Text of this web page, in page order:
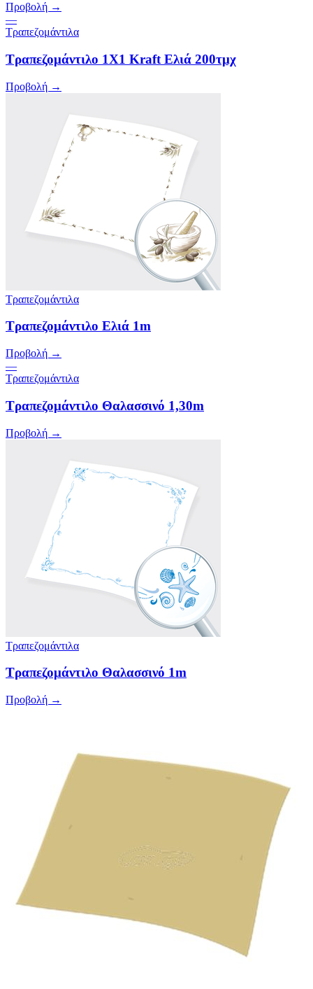
Προβολή →
—
Τραπεζομάντιλα
Τραπεζομάντιλο 1Χ1 Kraft Ελιά 200τμχ
Προβολή →
Τραπεζομάντιλα
Τραπεζομάντιλο Ελιά 1m
Προβολή →
—
Τραπεζομάντιλα
Τραπεζομάντιλο Θαλασσινό 1,30m
Προβολή →
Τραπεζομάντιλα
Τραπεζομάντιλο Θαλασσινό 1m
Προβολή →